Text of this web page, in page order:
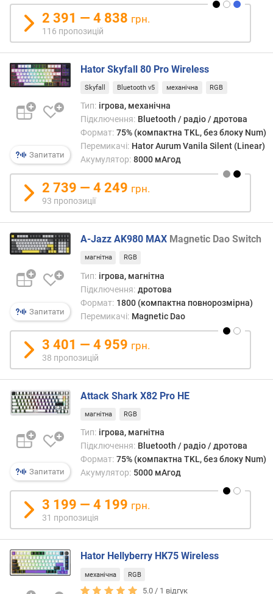
о
т
р
у
к
ц
к
л
а
в
і
ш
т
и
п
е
м
и
к
а
ч
і
в
в
и
о
б
и
е
р
е
2 391 — 4 838 грн.
116 пропозицій
Запитати
Hator Skyfall 80 Pro Wireless
Skyfall Bluetooth v5 механічна RGB
Тип: ігрова, механічна
Підключення: Bluetooth / радіо / дротова
Формат: 75% (компактна TKL, без блоку Num)
Перемикачі: Hator Aurum Vanila Silent (Linear)
Акумулятор: 8000 мАгод
2 739 — 4 249 грн.
93 пропозиції
Запитати
A-Jazz AK980 MAX Magnetic Dao Switch
магнітна RGB
Тип: ігрова, магнітна
Підключення: дротова
Формат: 1800 (компактна повнорозмірна)
Перемикачі: Magnetic Dao
3 401 — 4 959 грн.
38 пропозицій
Запитати
Attack Shark X82 Pro HE
магнітна RGB
Тип: ігрова, магнітна
Підключення: Bluetooth / радіо / дротова
Формат: 75% (компактна TKL, без блоку Num)
Акумулятор: 5000 мАгод
3 199 — 4 199 грн.
31 пропозиція
Hator Hellyberry HK75 Wireless
механічна RGB
5.0 / 1 відгук